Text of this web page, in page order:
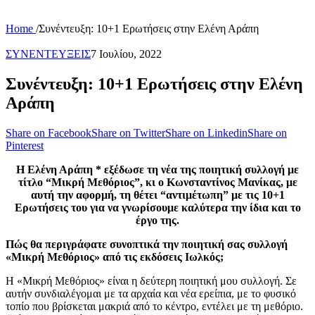
Home /Συνέντευξη: 10+1 Ερωτήσεις στην Ελένη Αράπη
ΣΥΝΕΝΤΕΥΞΕΙΣ7 Ιουλίου, 2022
Συνέντευξη: 10+1 Ερωτήσεις στην Ελένη
Αράπη
Share on FacebookShare on TwitterShare on LinkedinShare on
Pinterest
Η Ελένη Αράπη * εξέδωσε τη νέα της ποιητική συλλογή με
τίτλο “Μικρή Μεθόριος”, κι ο Κωνσταντίνος Μανίκας, με
αυτή την αφορμή, τη θέτει “αντιμέτωπη” με τις 10+1
Ερωτήσεις του για να γνωρίσουμε καλύτερα την ίδια και το
έργο της.
Πώς θα περιγράφατε συνοπτικά την ποιητική σας συλλογή
«Μικρή Μεθόριος» από τις εκδόσεις Ιωλκός;
Η «Μικρή Μεθόριος» είναι η δεύτερη ποιητική μου συλλογή. Σε
αυτήν συνδιαλέγομαι με τα αρχαία και νέα ερείπια, με το φυσικό
τοπίο που βρίσκεται μακριά από το κέντρο, εντέλει με τη μεθόριο.